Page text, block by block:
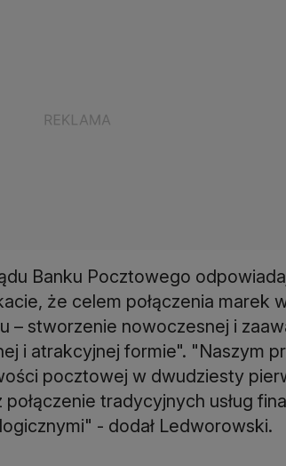
Banku Pocztowego
że celem połączenia marek
– stworzenie nowoczesnej i
i atrakcyjnej formie". "Naszym
pocztowej w dwudziesty
tradycyjnych usług
- dodał Ledworowski.